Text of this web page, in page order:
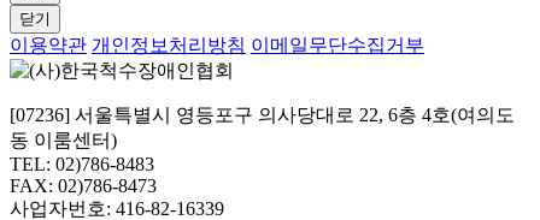
닫기
이용약관 개인정보처리방침 이메일무단수집거부
[07236] 서울특별시 영등포구 의사당대로 22, 6층 4호(여의도
동 이룸센터)
TEL: 02)786-8483
FAX: 02)786-8473
사업자번호: 416-82-16339